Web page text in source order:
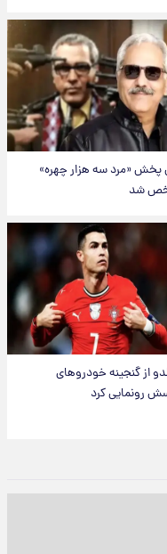
پخش «مرد سه هزار چهره»
شد
از گنجینه خودروهای
رونمایی کرد